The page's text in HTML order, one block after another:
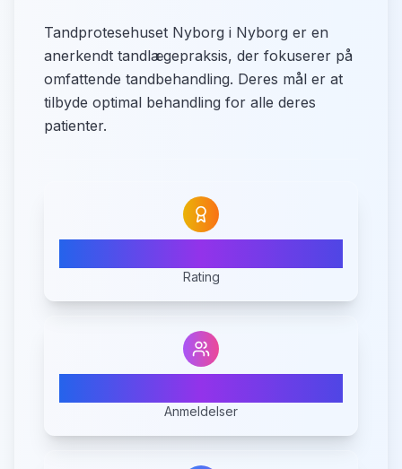
Tandprotesehuset Nyborg i Nyborg er en
anerkendt tandlægepraksis, der fokuserer på
omfattende tandbehandling. Deres mål er at
tilbyde optimal behandling for alle deres
patienter.
Rating
Anmeldelser